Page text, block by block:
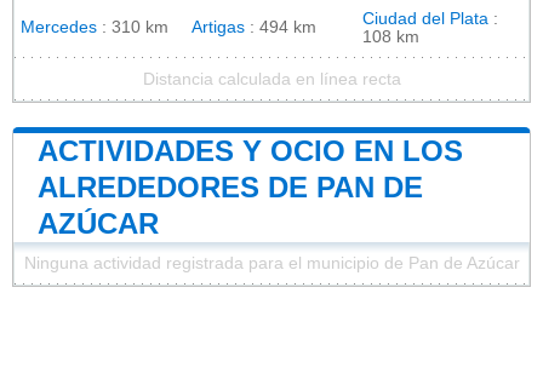
Mercedes : 310 km Artigas : 494 km Ciudad del Plata :
108 km
Distancia calculada en línea recta
ACTIVIDADES Y OCIO EN LOS
ALREDEDORES DE PAN DE
AZÚCAR
Ninguna actividad registrada para el municipio de Pan de Azúcar